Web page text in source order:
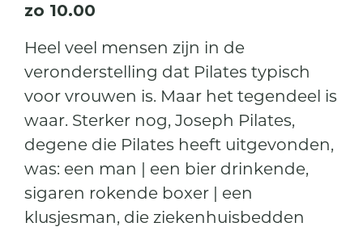
zo 10.00
Heel veel mensen zijn in de
veronderstelling dat Pilates typisch
voor vrouwen is. Maar het tegendeel is
waar. Sterker nog, Joseph Pilates,
degene die Pilates heeft uitgevonden,
was: een man | een bier drinkende,
sigaren rokende boxer | een
klusjesman, die ziekenhuisbedden